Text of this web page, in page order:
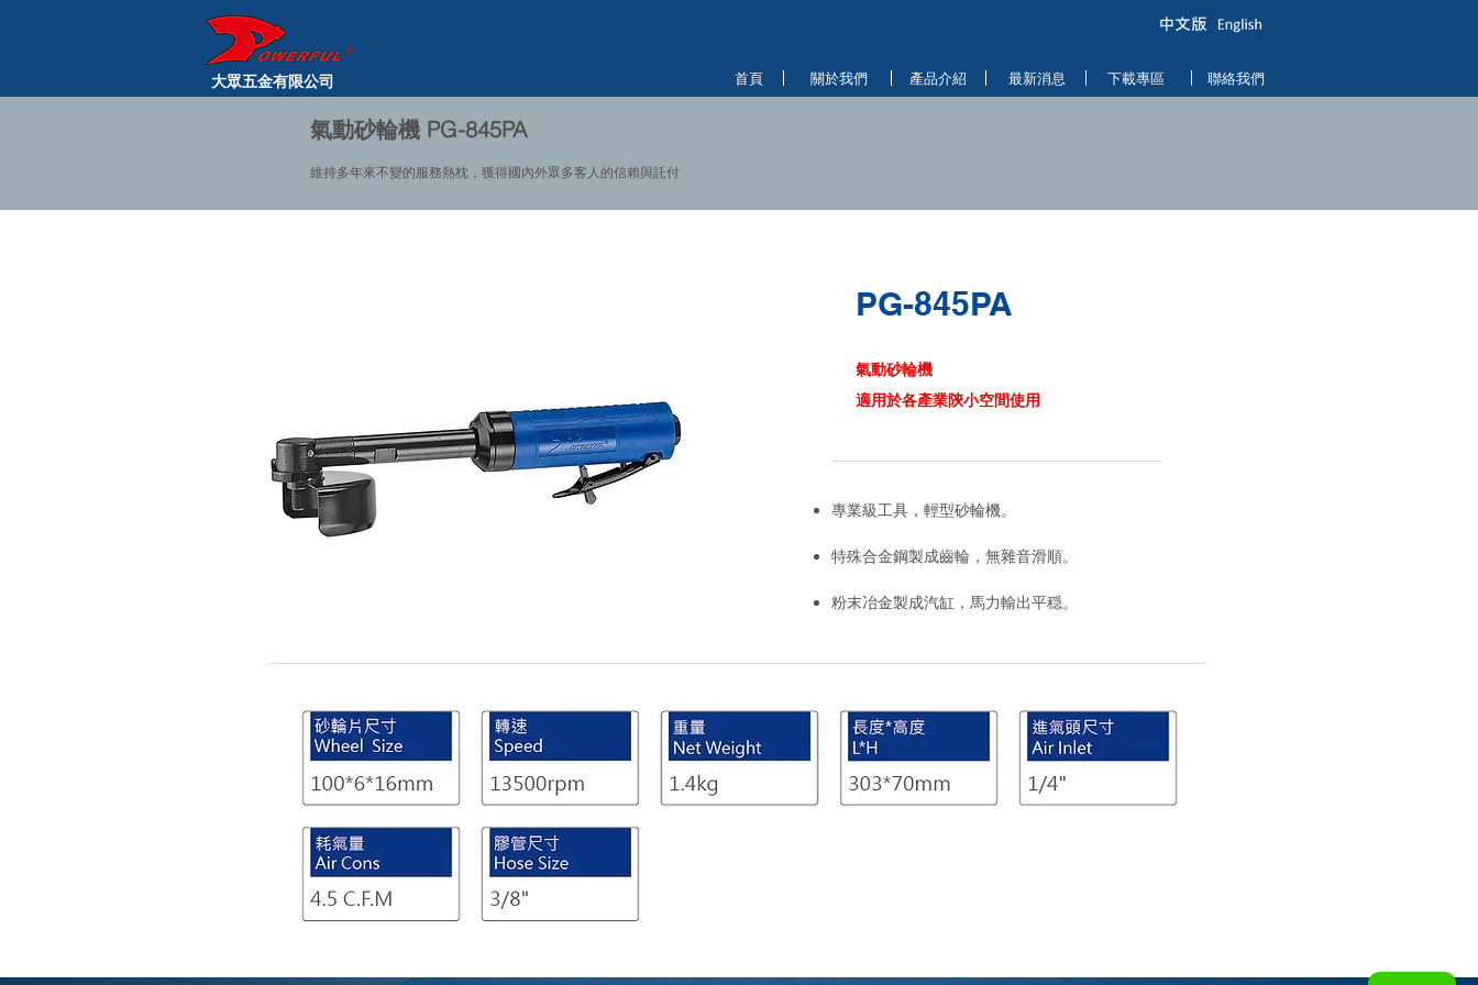
大眾五金有限公司 首頁 關於我們 產品介紹 最新消息 下載專區 聯絡我們
氣動砂輪機 PG-845PA
維持多年來不變的服務熱枕，獲得國內外眾多客人的信賴與託付
PG-845PA
氣動砂輪機
適用於各產業陝小空間使用
專業級工具，輕型砂輪機。
特殊合金鋼製成齒輪，無雜音滑順。
粉末冶金製成汽缸，馬力輸出平穏。